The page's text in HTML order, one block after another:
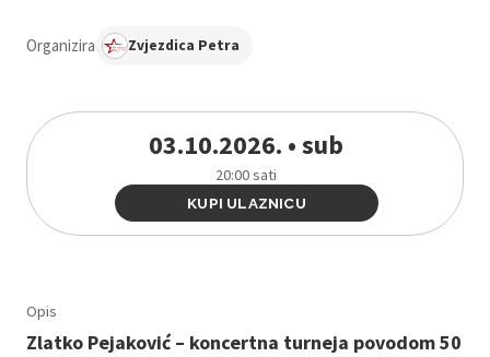
Organizira Zvjezdica Petra
03.10.2026. • sub
20:00 sati
KUPI ULAZNICU
Opis
Zlatko Pejaković – koncertna turneja povodom 50